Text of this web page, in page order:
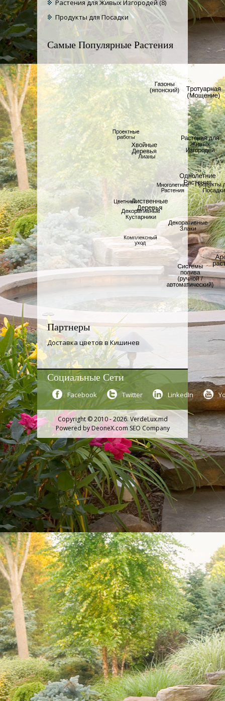
Растения для Живых Изгородей (8)
Продукты для Посадки
Самые Популярные Растения
Партнеры
Доставка цветов в Кишинев
Социальные Сети
Facebook Twitter LinkedIn
Copyright © 2010 - 2026. VerdeLux.md
Powered byDeoneX.com SEO Company